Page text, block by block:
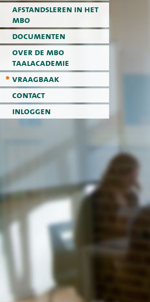
afstandsleren in het
mbo
documenten
over de mbo
taalacademie
vraagbaak
contact
inloggen